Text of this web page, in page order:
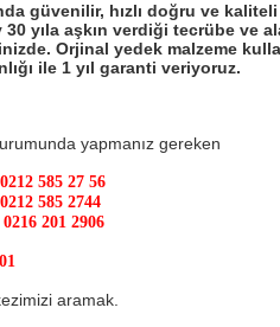
güvenilir, hızlı doğru ve
30 yıla aşkın verdiği tecrübe ve
Orjinal yedek malzeme
ile 1 yıl garanti veriyoruz.
yapmanız gereken
0212 585 27 56
0212 585 2744
0216 201 2906
aramak.